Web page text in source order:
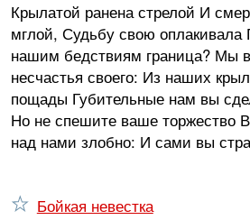
Крылатой ранена стрелой И
мглой, Судьбу свою оплакивала
нашим бедствиям граница? Мы
несчастья своего: Из наших
пощады Губительные нам вы
Но не спешите ваше торжество
над нами злобно: И сами вы
Бойкая невестка